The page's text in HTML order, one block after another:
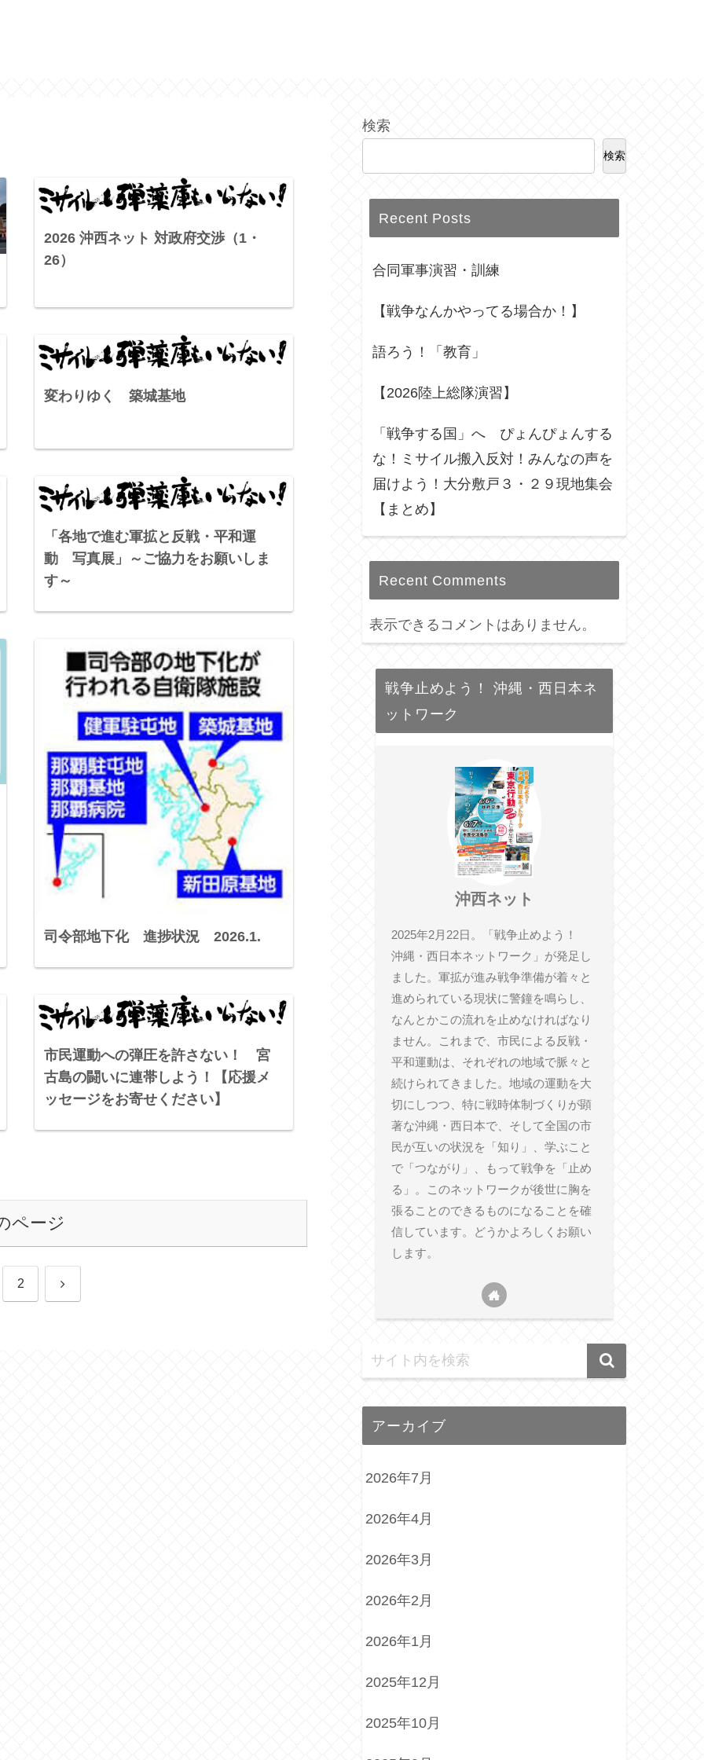
2026 沖西ネット 対政府交渉（1・
26）
変わりゆく 築城基地
「各地で進む軍拡と反戦・平和運
動 写真展」～ご協力をお願いしま
す～
司令部地下化 進捗状況 2026.1.
市民運動への弾圧を許さない！ 宮
古島の闘いに連帯しよう！【応援メ
ッセージをお寄せください】
ページ
2 次
検索
検索
Recent Posts
合同軍事演習・訓練
【戦争なんかやってる場合か！】
語ろう！「教育」
【2026陸上総隊演習】
「戦争する国」へ ぴょんぴょんする
な！ミサイル搬入反対！みんなの声を
届けよう！大分敷戸３・２９現地集会
【まとめ】
Recent Comments
表示できるコメントはありません。
戦争止めよう！ 沖縄・西日本ネ
ットワーク
沖西ネット
2025年2月22日。「戦争止めよう！
沖縄・西日本ネットワーク」が発足し
ました。軍拡が進み戦争準備が着々と
進められている現状に警鐘を鳴らし、
なんとかこの流れを止めなければなり
ません。これまで、市民による反戦・
平和運動は、それぞれの地域で脈々と
続けられてきました。地域の運動を大
切にしつつ、特に戦時体制づくりが顕
著な沖縄・西日本で、そして全国の市
民が互いの状況を「知り」、学ぶこと
で「つながり」、もって戦争を「止め
る」。このネットワークが後世に胸を
張ることのできるものになることを確
信しています。どうかよろしくお願い
します。
アーカイブ
2026年7月
2026年4月
2026年3月
2026年2月
2026年1月
2025年12月
2025年10月